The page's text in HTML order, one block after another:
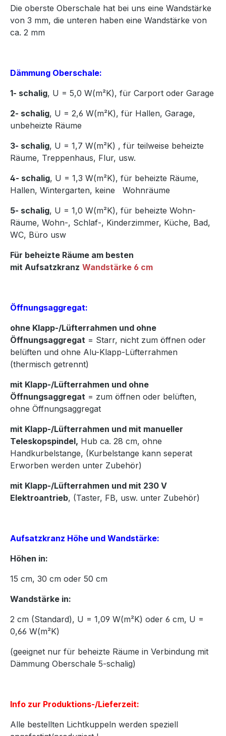
Die oberste Oberschale hat bei uns eine Wandstärke
von 3 mm, die unteren haben eine Wandstärke von
ca. 2 mm
Dämmung Oberschale:
1- schalig, U = 5,0 W(m²K), für Carport oder Garage
2- schalig, U = 2,6 W(m²K), für Hallen, Garage,
unbeheizte Räume
3- schalig, U = 1,7 W(m²K) , für teilweise beheizte
Räume, Treppenhaus, Flur, usw.
4- schalig, U = 1,3 W(m²K), für beheizte Räume,
Hallen, Wintergarten, keine Wohnräume
5- schalig, U = 1,0 W(m²K), für beheizte Wohn-
Räume, Wohn-, Schlaf-, Kinderzimmer, Küche, Bad,
WC, Büro usw
Für beheizte Räume am besten
mit Aufsatzkranz Wandstärke 6 cm
Öffnungsaggregat:
ohne Klapp-/Lüfterrahmen und ohne
Öffnungsaggregat = Starr, nicht zum öffnen oder
belüften und ohne Alu-Klapp-Lüfterrahmen
(thermisch getrennt)
mit Klapp-/Lüfterrahmen und ohne
Öffnungsaggregat = zum öffnen oder belüften,
ohne Öffnungsaggregat
mit Klapp-/Lüfterrahmen und mit manueller
Teleskopspindel, Hub ca. 28 cm, ohne
Handkurbelstange, (Kurbelstange kann seperat
Erworben werden unter Zubehör)
mit Klapp-/Lüfterrahmen und mit 230 V
Elektroantrieb, (Taster, FB, usw. unter Zubehör)
Aufsatzkranz Höhe und Wandstärke:
Höhen in:
15 cm, 30 cm oder 50 cm
Wandstärke in:
2 cm (Standard), U = 1,09 W(m²K) oder 6 cm, U =
0,66 W(m²K)
(geeignet nur für beheizte Räume in Verbindung mit
Dämmung Oberschale 5-schalig)
Info zur Produktions-/Lieferzeit:
Alle bestellten Lichtkuppeln werden speziell